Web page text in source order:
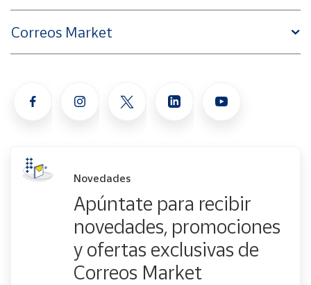
Correos Market
Novedades
Apúntate para recibir
novedades, promociones
y ofertas exclusivas de
Correos Market